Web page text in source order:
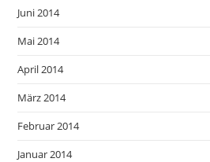
Juni 2014
Mai 2014
April 2014
März 2014
Februar 2014
Januar 2014